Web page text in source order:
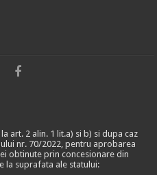
art. 2 alin. 1 lit.a) si b) si dupa caz
nr. 70/2022, pentru aprobarea
obtinute prin concesionare din
la suprafata ale statului: